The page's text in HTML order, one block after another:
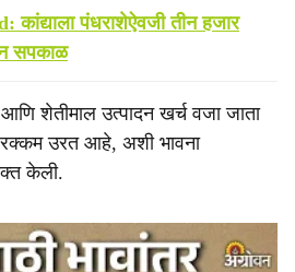
पंधराशेऐवजी तीन हजार
सपकाळ
शेतीमाल उत्पादन खर्च वजा जाता
रक्कम उरत आहे, अशी भावना
केली.